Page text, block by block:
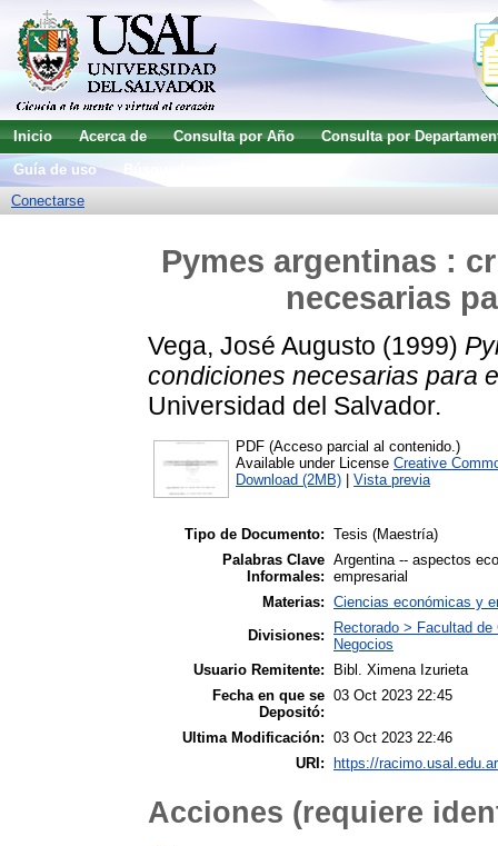
Inicio Acerca de Consulta por Año
Consulta por
Guía de uso
Conectarse
Pymes argentinas :
necesarias
Vega, José Augusto (1999)
condiciones necesarias para
Universidad del Salvador.
PDF (Acceso parcial al contenido.)
Available under License Creative
Download (2MB)
Vista previa
Tipo de Documento: Tesis (Maestría)
Palabras Clave
Informales:
Argentina -- aspectos
empresarial
Materias: Ciencias económicas y
Divisiones:
Rectorado > Facultad
Negocios
Usuario Remitente:
Bibl. Ximena Izurieta
Fecha en que se
Depositó:
03 Oct 2023 22:45
Ultima Modificación: 03 Oct 2023 22:46
URI:
https://
Acciones (requiere